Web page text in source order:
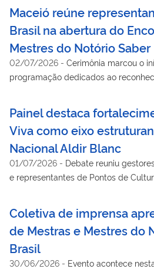
Maceió reúne
Brasil na abertura do
Mestres do Notório Saber
02/07/2026 - Cerimônia marcou o
programação dedicados ao
Painel destaca
Viva como eixo
Nacional Aldir Blanc
01/07/2026 - Debate reuniu
e representantes de Pontos de
Coletiva de imprensa
de Mestras e Mestres do
Brasil
30/06/2026 - Evento acontece